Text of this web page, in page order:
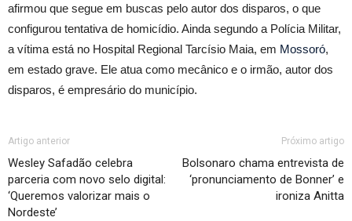
afirmou que segue em buscas pelo autor dos disparos, o que
configurou tentativa de homicídio. Ainda segundo a Polícia Militar,
a vítima está no Hospital Regional Tarcísio Maia, em Mossoró,
em estado grave. Ele atua como mecânico e o irmão, autor dos
disparos, é empresário do município.
Artigo anterior
Wesley Safadão celebra
parceria com novo selo digital:
‘Queremos valorizar mais o
Nordeste’
Próximo artigo
Bolsonaro chama entrevista de
‘pronunciamento de Bonner’ e
ironiza Anitta